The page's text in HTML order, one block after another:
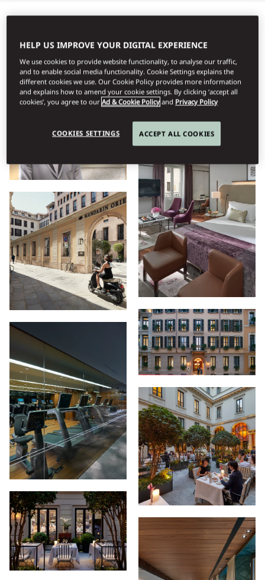
Προβολή
HELP US IMPROVE YOUR DIGITAL EXPERIENCE
We use cookies to provide website functionality, to analyse our traffic,
and to enable social media functionality. Cookie Settings explains the
different cookies we use. Our Cookie Policy provides more information
and explains how to amend your cookie settings. By clicking ‘accept all
cookies’, you agree to ourAd & Cookie Policy and Privacy Policy
COOKIES SETTINGS ACCEPT ALL COOKIES